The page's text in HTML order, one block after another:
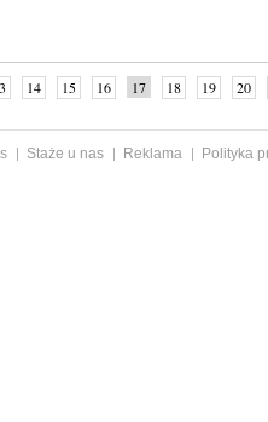
14 15 16 17 18 19
20
Staże u nas Reklama
Polityka